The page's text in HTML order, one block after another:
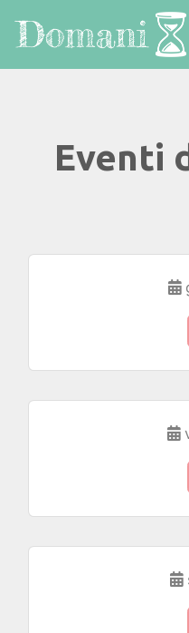
Eventi